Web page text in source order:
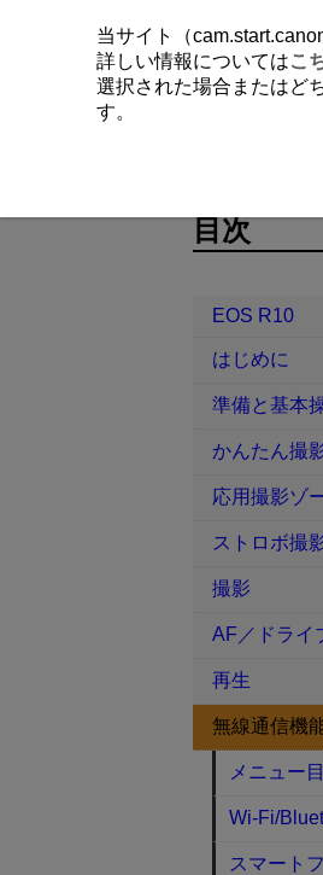
目次
EOS R10
はじめに
準備と基本
かんたん撮
応用撮影ゾ
ストロボ撮
撮影
AF／ドライ
再生
無線通信機
メニュー
Wi-Fi/
スマート
当サイト（
詳しい情報についてはこ
選択された場合またはど
す。